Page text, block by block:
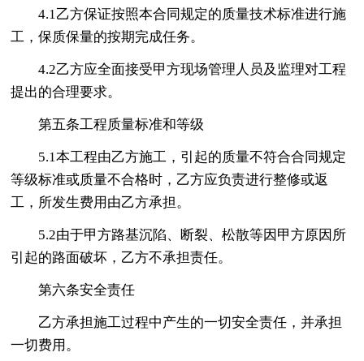
4.1乙方保证按照本合同规定的质量技术标准进行施
工，保质保量的按期完成任务。
4.2乙方应全面接受甲方现场管理人员及监理对工程
提出的合理要求。
第五条工程质量标准和等级
5.1本工程由乙方施工，引起的质量不符合合同规定
等级标准或质量不合格时，乙方应负责进行整修或返
工，所发生费用由乙方承担。
5.2由于甲方路基沉陷、断裂、松散等因甲方原因所
引起的路面破坏，乙方不承担责任。
第六条安全责任
乙方承担施工过程中产生的一切安全责任，并承担
一切费用。